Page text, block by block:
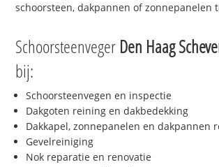
schoorsteen, dakpannen of zonnepanelen
Schoorsteenveger Den Haag
bij:
Schoorsteenvegen en inspectie
Dakgoten reining en dakbedekking
Dakkapel, zonnepanelen en dakpannen
Gevelreiniging
Nok reparatie en renovatie